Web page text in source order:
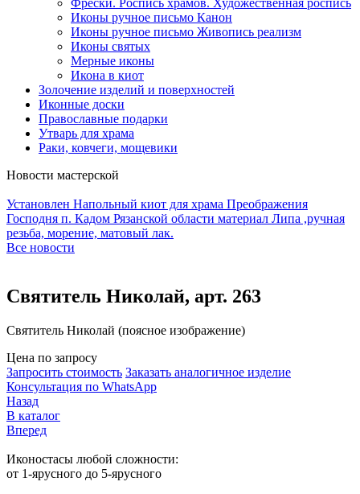
Фрески. Роспись храмов. Художественная роспись
Иконы ручное письмо Канон
Иконы ручное письмо Живопись реализм
Иконы святых
Мерные иконы
Икона в киот
Золочение изделий и поверхностей
Иконные доски
Православные подарки
Утварь для храма
Раки, ковчеги, мощевики
Новости мастерской
Установлен Напольный киот для храма Преображения
Господня п. Кадом Рязанской области материал Липа ,ручная
резьба, морение, матовый лак.
Все новости
Святитель Николай, арт. 263
Святитель Николай (поясное изображение)
Цена по запросу
Запросить стоимость Заказать аналогичное изделие
Консультация по WhatsApp
Назад
В каталог
Вперед
Иконостасы любой сложности:
от 1-ярусного до 5-ярусного